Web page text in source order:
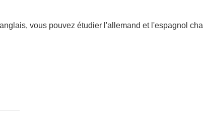
vous pouvez étudier l'allemand et l'espagnol